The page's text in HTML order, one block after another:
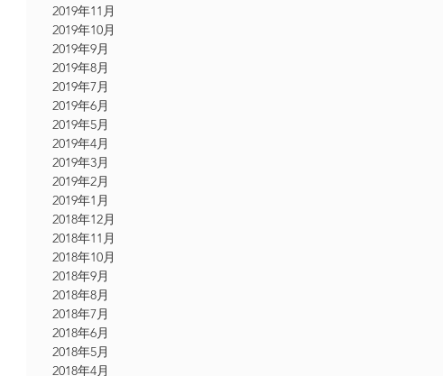
2019年11月
2019年10月
2019年9月
2019年8月
2019年7月
2019年6月
2019年5月
2019年4月
2019年3月
2019年2月
2019年1月
2018年12月
2018年11月
2018年10月
2018年9月
2018年8月
2018年7月
2018年6月
2018年5月
2018年4月